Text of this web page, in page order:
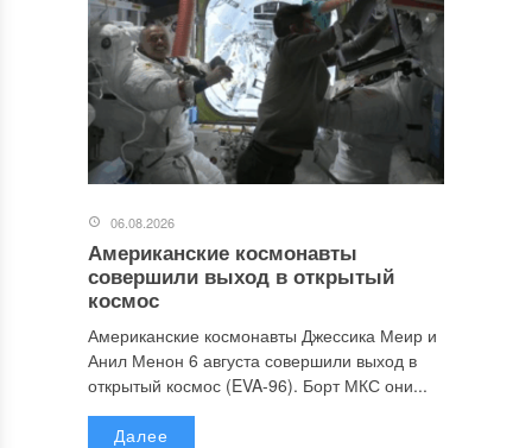
06.08.2026
Американские космонавты
совершили выход в открытый
космос
Американские космонавты Джессика Меир и
Анил Менон 6 августа совершили выход в
открытый космос (EVA-96). Борт МКС они...
Далее